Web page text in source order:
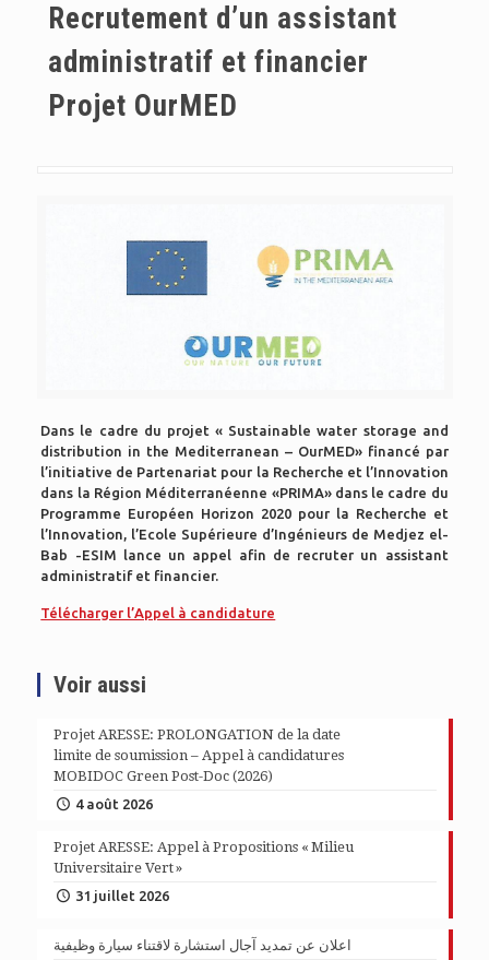
Recrutement d’un assistant
administratif et financier
Projet OurMED
Dans le cadre du projet « Sustainable water storage and
distribution in the Mediterranean – OurMED» financé par
l’initiative de Partenariat pour la Recherche et l’Innovation
dans la Région Méditerranéenne «PRIMA» dans le cadre du
Programme Européen Horizon 2020 pour la Recherche et
l’Innovation, l’Ecole Supérieure d’Ingénieurs de Medjez el-
Bab -ESIM lance un appel afin de recruter un assistant
administratif et financier.
Télécharger l’Appel à candidature
Voir aussi
Projet ARESSE: PROLONGATION de la date
limite de soumission – Appel à candidatures
MOBIDOC Green Post-Doc (2026)
4 août 2026
Projet ARESSE: Appel à Propositions « Milieu
Universitaire Vert »
31 juillet 2026
اعلان عن تمديد آجال استشارة لاقتناء سيارة وظيفية